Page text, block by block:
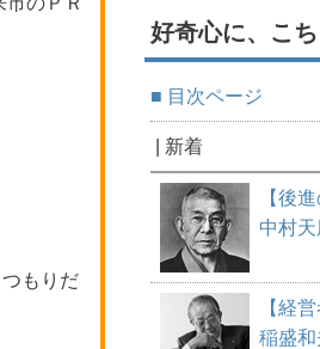
もりだ
好奇心に、こち
■ 目次ページ
| 新着
【後
中村
【経営
稲盛